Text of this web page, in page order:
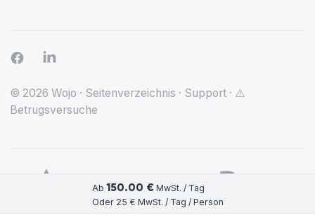
Ab 150.00 €MwSt. / Tag
Oder 25 € MwSt. / Tag / Person
© 2026 Wojo · Seitenverzeichnis · Support · ⚠️
Betrugsversuche